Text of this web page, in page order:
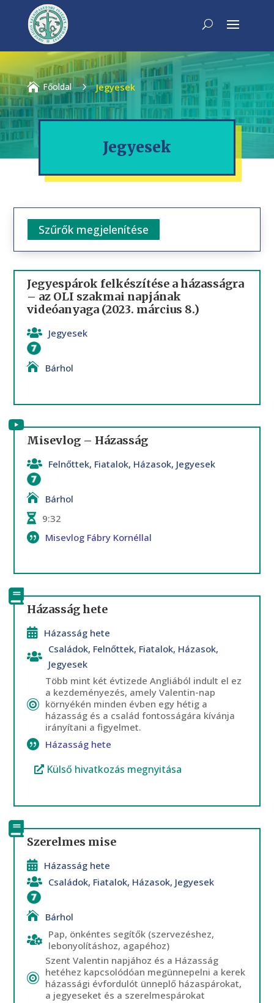
 Főoldal 5 Jegyesek
Jegyesek
Jegyespárok felkészítése a házasságra
– az OLI szakmai napjának
videóanyaga (2023. március 8.)
Jegyesek
Bárhol
Misevlog – Házasság
Felnőttek, Fiatalok, Házasok, Jegyesek
Bárhol
9:32
Misevlog Fábry Kornéllal
Házasság hete
Házasság hete
Családok, Felnőttek, Fiatalok, Házasok,
Jegyesek
Több mint két évtizede Angliából indult el ez
a kezdeményezés, amely Valentin-nap
környékén minden évben egy hétig a
házasság és a család fontosságára kívánja
irányítani a figyelmet.
Házasság hete
Külső hivatkozás megnyitása
Szerelmes mise
Házasság hete
Családok, Fiatalok, Házasok, Jegyesek
Bárhol
Pap, önkéntes segítők (szervezéshez,
lebonyolításhoz, agapéhoz)
Szent Valentin napjához és a Házasság
hetéhez kapcsolódóan megünnepelni a kerek
házassági évfordulót ünneplő házaspárokat,
a jegyeseket és a szerelmespárokat
Szűrők megjelenítése